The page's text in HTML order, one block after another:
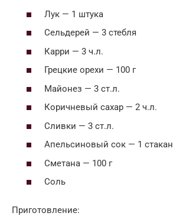
Лук — 1 штука
Сельдерей — 3 стебля
Карри — 3 ч.л.
Грецкие орехи — 100 г
Майонез — 3 ст.л.
Коричневый сахар — 2 ч.л.
Сливки — 3 ст.л.
Апельсиновый сок — 1 стакан
Сметана — 100 г
Соль
Приготовление: